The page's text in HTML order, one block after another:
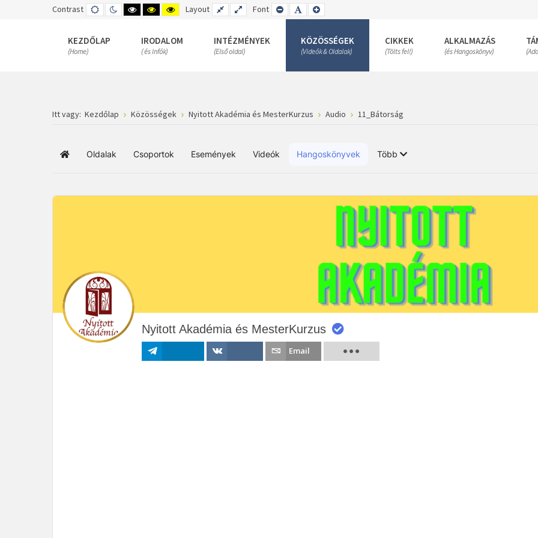
Contrast DEFAULT
MODE
NIGHT
MODE
HIGH
CONTRAST
MODE
HIGH
CONTRAST
MODE
HIGH
CONTRAST
MODE
Layout FIXED
LAYOUT
WIDE
LAYOUT
Font SET
SMALLER
SET
DEFAULT
SET
LARGER
KEZDŐLAP
(Home)
IRODALOM
( és Infók)
INTÉZMÉNYEK
(Első oldal)
KÖZÖSSÉGEK
(Videók & Oldalak)
CIKKEK
(Tölts fel!)
ALKALMAZÁS
(és Hangoskönyv)
Itt vagy: Kezdőlap Közösségek Nyitott Akadémia és MesterKurzus Audio 11_Bátorság
FőoldalOldalak Csoportok Események Videók Hangoskönyvek Több
Nyitott Akadémia és MesterKurzus
Email